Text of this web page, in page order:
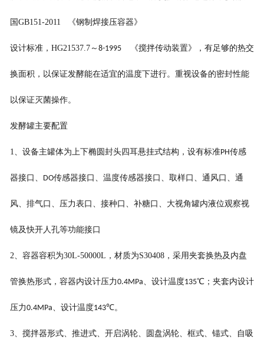
国 GB151-2011 《钢制焊接压容器》
设计标准， HG21537.7～ 8-1995 《搅拌传动装置》，有足够的热交
换面积，以保证发酵能在适宜的温度下进行。重视设备的密封性能
以保证灭菌操作。
发酵罐主要配置
1、设备主罐体为上下椭圆封头四耳悬挂式结构，设有标准PH传感
器接口、 DO传感器接口、温度传感器接口、取样口、通风口、通
风、排气口、压力表口、接种口、补糖口、大视角罐内液位观察视
镜及快开人孔等功能接口
2、容器容积为30L-50000L ，材质为S30408，采用夹套换热及内盘
管换热形式，容器内设计压力0.4MPa、设计温度135℃；夹套内设计
压力0.4MPa、设计温度143℃。
3、搅拌器形式、推进式、开启涡轮、圆盘涡轮、框式、锚式、自吸